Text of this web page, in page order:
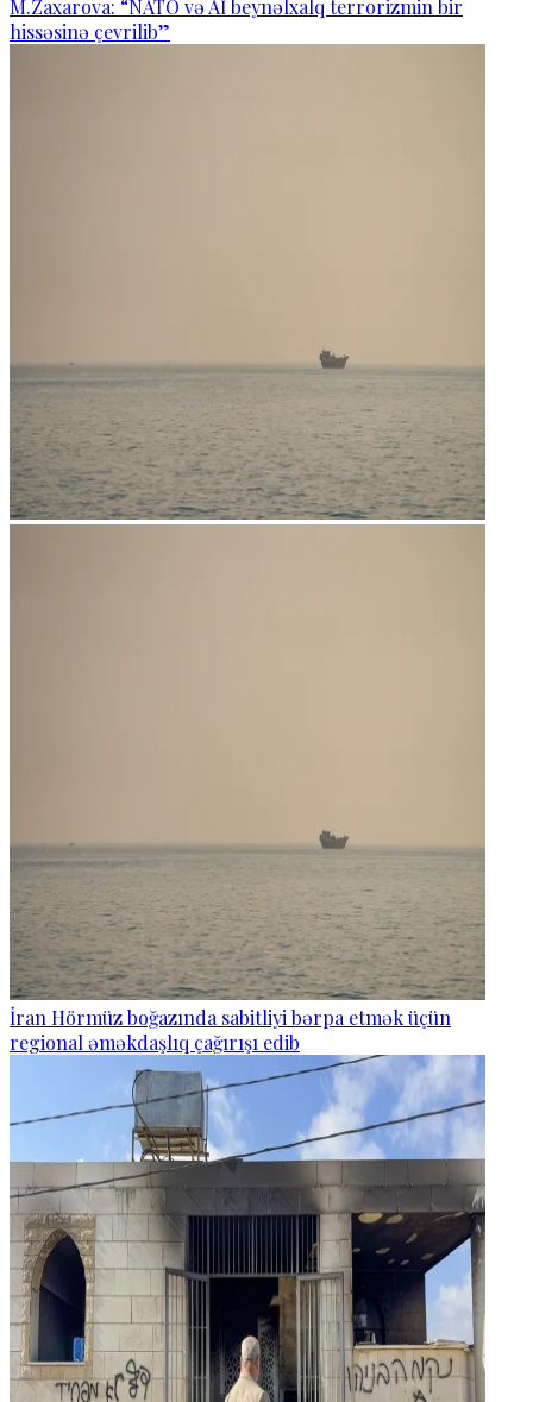
M.Zaxarova: “NATO və Aİ beynəlxalq terrorizmin bir
hissəsinə çevrilib”
İran Hörmüz boğazında sabitliyi bərpa etmək üçün
regional əməkdaşlıq çağırışı edib